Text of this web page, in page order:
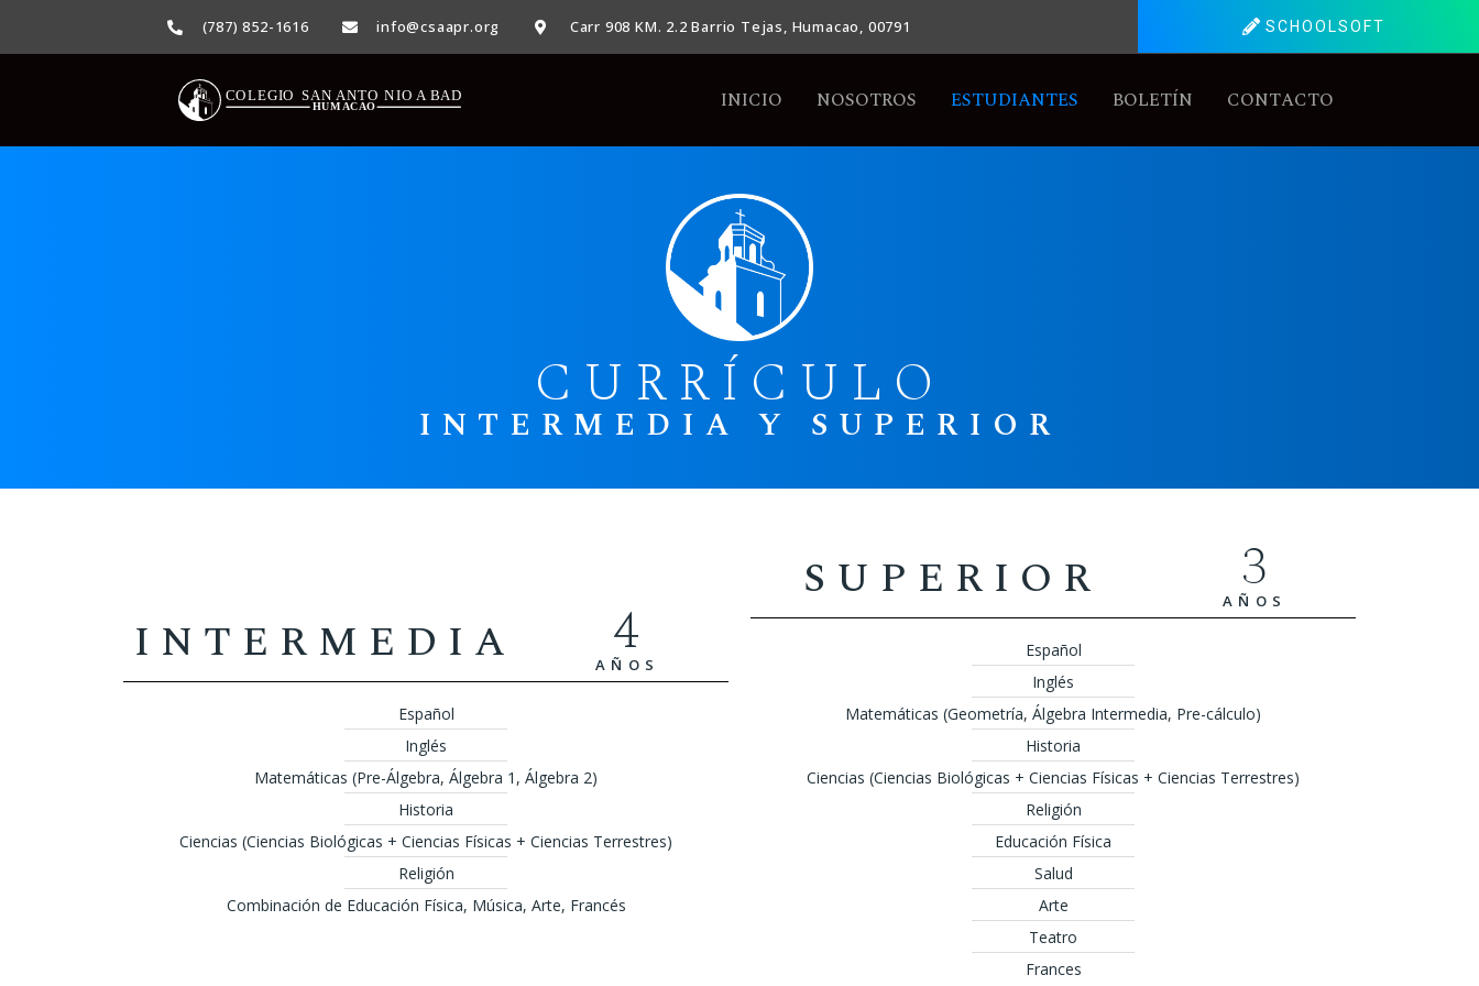
(787) 852-1616 info@csaapr.org Carr 908 KM. 2.2 Barrio Tejas, Humacao, 00791 SCHOOLSOFT
INICIO NOSOTROS ESTUDIANTES BOLETÍN CONTACTO
CURRÍCULO
INTERMEDIA Y SUPERIOR
INTERMEDIA 4
AÑOS
Español
Inglés
Matemáticas (Pre-Álgebra, Álgebra 1, Álgebra 2)
Historia
Ciencias (Ciencias Biológicas + Ciencias Físicas + Ciencias Terrestres)
Religión
Combinación de Educación Física, Música, Arte, Francés
SUPERIOR 3
AÑOS
Español
Inglés
Matemáticas (Geometría, Álgebra Intermedia, Pre-cálculo)
Historia
Ciencias (Ciencias Biológicas + Ciencias Físicas + Ciencias Terrestres)
Religión
Educación Física
Salud
Arte
Teatro
Frances